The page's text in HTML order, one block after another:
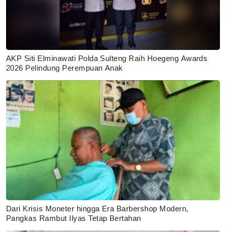
AKP Siti Elminawati Polda Sulteng Raih Hoegeng Awards
2026 Pelindung Perempuan Anak
Dari Krisis Moneter hingga Era Barbershop Modern,
Pangkas Rambut Ilyas Tetap Bertahan